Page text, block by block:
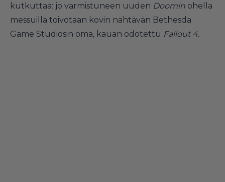
kutkuttaa: jo varmistuneen uuden Doomin ohella
messuilla toivotaan kovin nähtävän Bethesda
Game Studiosin oma, kauan odotettu Fallout 4.